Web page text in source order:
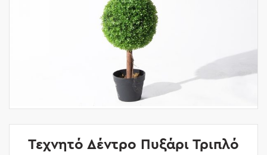
Τεχνητό Δέντρο Πυξάρι Τριπλό